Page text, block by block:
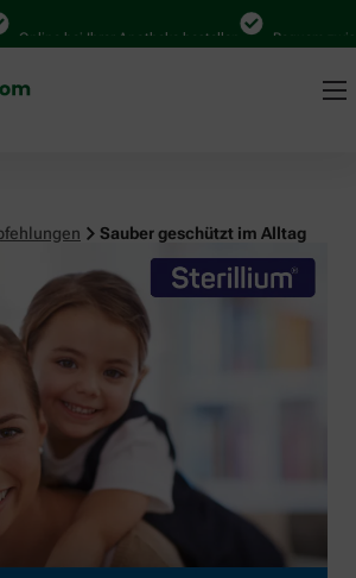
bei Ihrer Apotheke bestellen Bequem
Sauber geschützt im Alltag